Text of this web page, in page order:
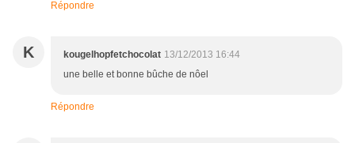
Répondre
K kougelhopfetchocolat 13/12/2013 16:44
une belle et bonne bûche de nôel
Répondre